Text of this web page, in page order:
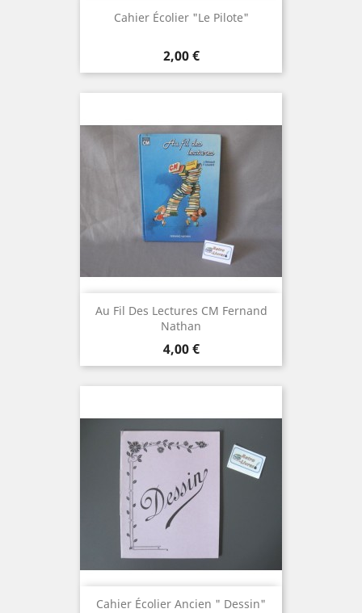
Cahier Écolier "Le Pilote"
Prix
2,00 €
Au Fil Des Lectures CM Fernand
Nathan
Prix
4,00 €
Cahier Écolier Ancien " Dessin"